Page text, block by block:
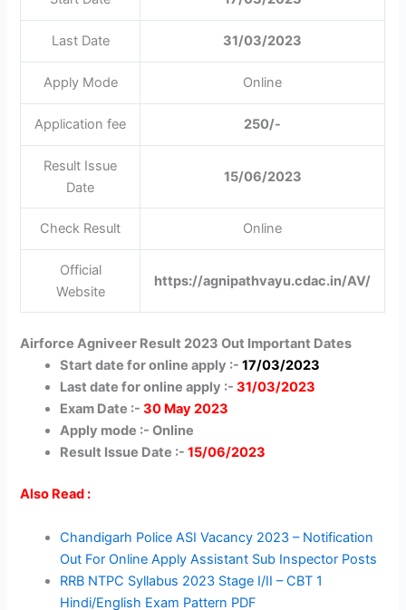
Last Date 31/03/2023
Apply Mode Online
Application fee 250/-
Result Issue
Date
15/06/2023
Check Result Online
Official
Website
https://agnipathvayu.cdac.in/AV/
Airforce Agniveer Result 2023 Out Important Dates
Start date for online apply :-17/03/2023
Last date for online apply :-31/03/2023
Exam Date :-30 May 2023
Apply mode :- Online
Result Issue Date :-15/06/2023
Also Read :
Chandigarh Police ASI Vacancy 2023 – Notification
Out For Online Apply Assistant Sub Inspector Posts
RRB NTPC Syllabus 2023 Stage I/II – CBT 1
Hindi/English Exam Pattern PDF